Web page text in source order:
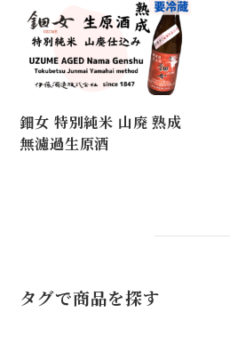
鈿女 特別純米 山廃 熟成
無濾過生原酒
タグで商品を探す